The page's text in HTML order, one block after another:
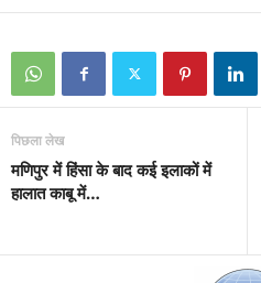
पिछला लेख
मणिपुर में हिंसा के बाद कई इलाकों में
हालात काबू में…